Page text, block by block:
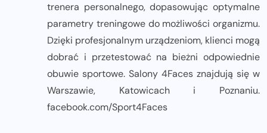
trenera personalnego, dopasowując optymalne
parametry treningowe do możliwości organizmu.
Dzięki profesjonalnym urządzeniom, klienci mogą
dobrać i przetestować na bieżni odpowiednie
obuwie sportowe. Salony 4Faces znajdują się w
Warszawie, Katowicach i Poznaniu.
facebook.com/Sport4Faces